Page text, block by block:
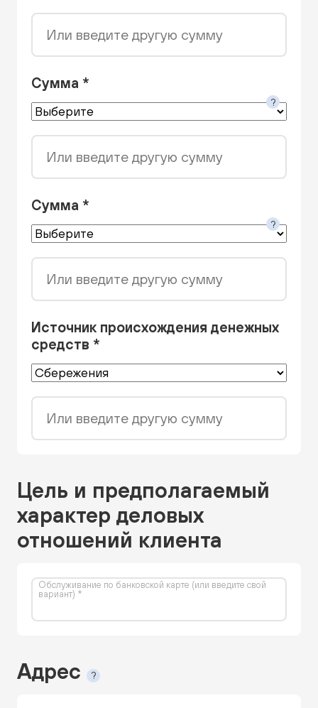
Или введите другую сумму
Сумма *
?
Или введите другую сумму
Сумма *
?
Или введите другую сумму
Источник происхождения денежных
средств *
Или введите другую сумму
Цель и предполагаемый
характер деловых
отношений клиента
Обслуживание по банковской карте (или введите свой
вариант) *
Адрес ?